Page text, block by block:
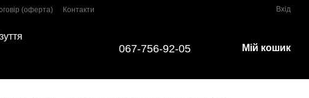
(оферта) Контакти Вхід
067-756-92-05 Мій кошик